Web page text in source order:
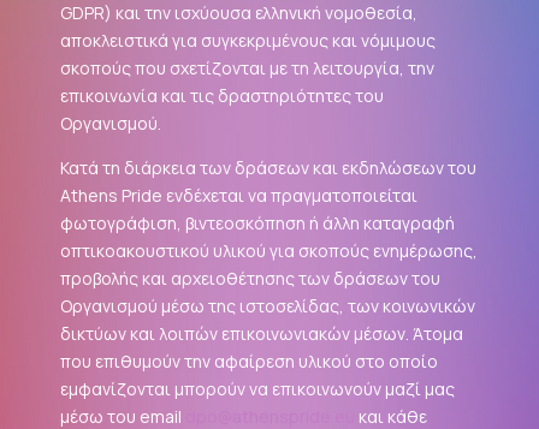
GDPR) και την ισχύουσα ελληνική νομοθεσία,
αποκλειστικά για συγκεκριμένους και νόμιμους
σκοπούς που σχετίζονται με τη λειτουργία, την
επικοινωνία και τις δραστηριότητες του
Οργανισμού.
Κατά τη διάρκεια των δράσεων και εκδηλώσεων του
Athens Pride ενδέχεται να πραγματοποιείται
φωτογράφιση, βιντεοσκόπηση ή άλλη καταγραφή
οπτικοακουστικού υλικού για σκοπούς ενημέρωσης,
προβολής και αρχειοθέτησης των δράσεων του
Οργανισμού μέσω της ιστοσελίδας, των κοινωνικών
δικτύων και λοιπών επικοινωνιακών μέσων. Άτομα
που επιθυμούν την αφαίρεση υλικού στο οποίο
εμφανίζονται μπορούν να επικοινωνούν μαζί μας
μέσω του email
και κάθε